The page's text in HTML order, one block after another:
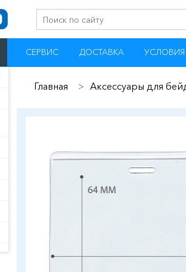
СЕРВИС ДОСТАВКА
Главная Аксессуары для